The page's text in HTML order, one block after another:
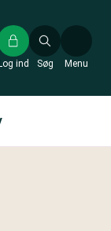
Søg
Log ind Menu